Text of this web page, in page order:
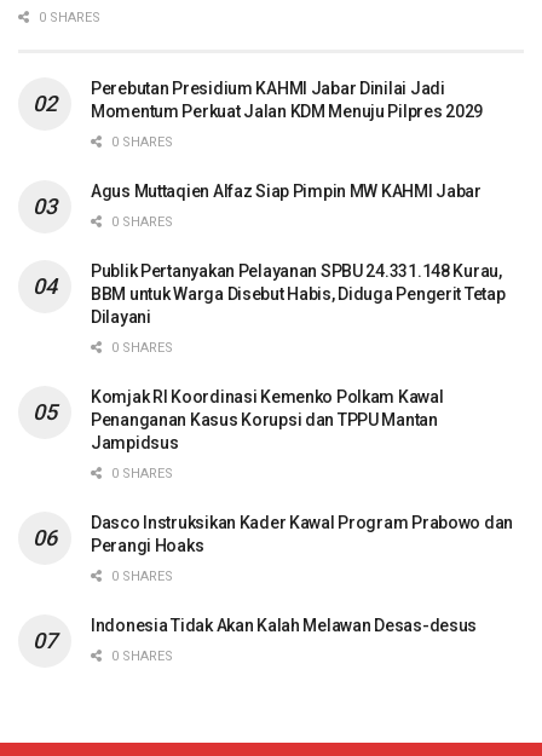
0 SHARES
Perebutan Presidium KAHMI Jabar Dinilai Jadi
Momentum Perkuat Jalan KDM Menuju Pilpres 2029
0 SHARES
Agus Muttaqien Alfaz Siap Pimpin MW KAHMI Jabar
0 SHARES
Publik Pertanyakan Pelayanan SPBU 24.331.148 Kurau,
BBM untuk Warga Disebut Habis, Diduga Pengerit Tetap
Dilayani
0 SHARES
Komjak RI Koordinasi Kemenko Polkam Kawal
Penanganan Kasus Korupsi dan TPPU Mantan
Jampidsus
0 SHARES
Dasco Instruksikan Kader Kawal Program Prabowo dan
Perangi Hoaks
0 SHARES
Indonesia Tidak Akan Kalah Melawan Desas-desus
0 SHARES